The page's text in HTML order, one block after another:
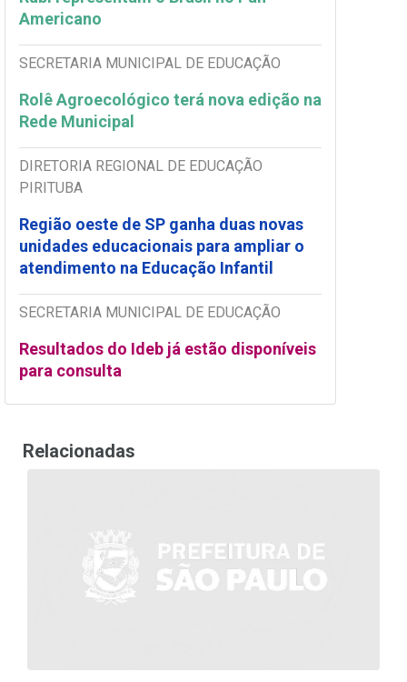
Americano
SECRETARIA MUNICIPAL DE EDUCAÇÃO
Rolê Agroecológico terá nova edição na
Rede Municipal
DIRETORIA REGIONAL DE EDUCAÇÃO
PIRITUBA
Região oeste de SP ganha duas novas
unidades educacionais para ampliar o
atendimento na Educação Infantil
SECRETARIA MUNICIPAL DE EDUCAÇÃO
Resultados do Ideb já estão disponíveis
para consulta
Relacionadas